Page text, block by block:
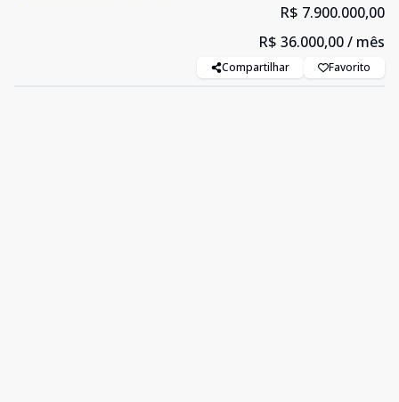
R$ 7.900.000,00
R$ 36.000,00/ mês
Compartilhar Favorito